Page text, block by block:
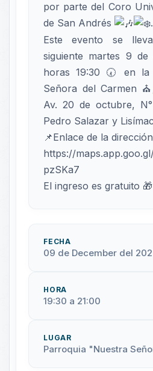
por parte del Coro
de San Andrés
.
Este evento se
siguiente martes 9
horas 19:30 🕢 en la
Señora del Carmen
Av. 20 de octubre,
Pedro Salazar y
📌Enlace de la
https://
pzSKa7
El ingreso es gratuito
FECHA
09 de December del
HORA
19:30 a 21:00
LUGAR
Parroquia "Nuestra